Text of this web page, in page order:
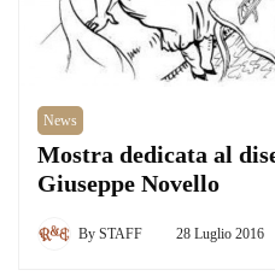
News
Mostra dedicata al
Giuseppe Novello
By STAFF 28 Luglio 2016